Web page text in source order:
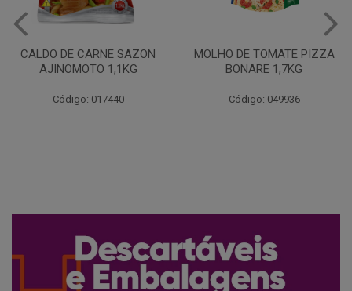
MOLHO DE TOMATE PIZZA
BONARE 1,7KG
Código: 049936
MARGARINA USO
PROFISSIONAL 80% CUKIN
Código: 062469